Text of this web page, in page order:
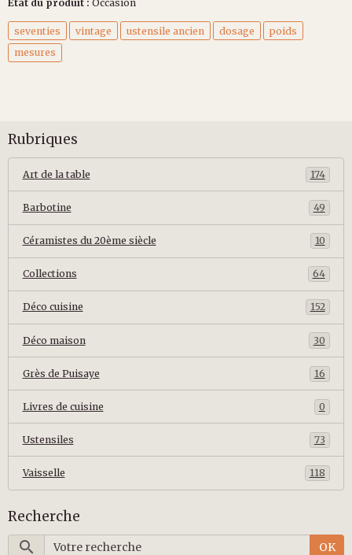
État du produit : Occasion
seventies vintage ustensile ancien dosage
poids
mesures
Rubriques
Art de la table 174
Barbotine 49
Céramistes du 20ème siècle 10
Collections 64
Déco cuisine 152
Déco maison 30
Grès de Puisaye 16
Livres de cuisine 0
Ustensiles 73
Vaisselle 118
Recherche
OK